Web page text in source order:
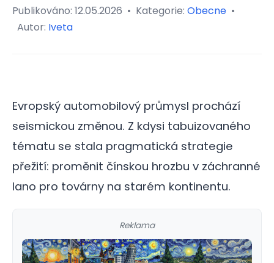
Publikováno: 12.05.2026 • Kategorie: Obecne •
Autor: Iveta
Evropský automobilový průmysl prochází
seismickou změnou. Z kdysi tabuizovaného
tématu se stala pragmatická strategie
přežití: proměnit čínskou hrozbu v záchranné
lano pro továrny na starém kontinentu.
Reklama